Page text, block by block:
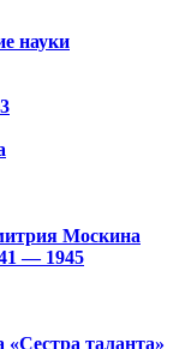
науки
Москина
— 1945
«Сестра таланта»